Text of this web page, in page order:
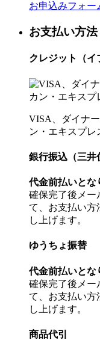
お申込みフォー
お支払い方法
クレジット（イ
VISA、ダイナ
ン・エキスプレ
銀行振込（三井
代金前払いとな
確保完了後メー
て、お支払い方
し上げます。
ゆうちょ振替
代金前払いとな
確保完了後メー
て、お支払い方
し上げます。
商品代引